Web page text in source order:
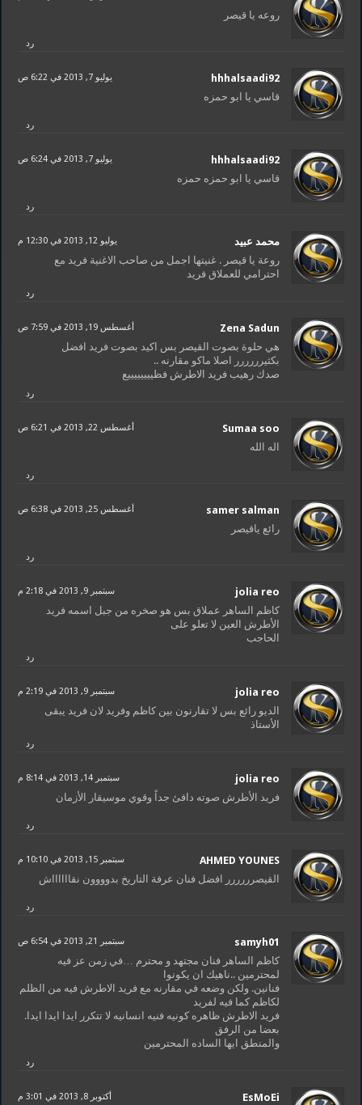
روعه يا قيصر
رد
hhhalsaadi92 يوليو 7, 2013 في 6:22 ص
قاسي يا ابو حمزه
رد
hhhalsaadi92 يوليو 7, 2013 في 6:24 ص
قاسي يا ابو حمزه حمزه
رد
محمد عبيد يوليو 12, 2013 في 12:30 م
روعة يا قيصر . غنيتها اجمل من صاحب الاغنية فريد مع
احترامي للعملاق فريد
رد
Zena Sadun أغسطس 19, 2013 في 7:59 ص
هي حلوة بصوت القيصر بس اكيد بصوت فريد افضل
بكثيرررررر اصلا ماكو مقارنه ..
صدك رهيب فريد الاطرش فظييييييييع
رد
Sumaa soo أغسطس 22, 2013 في 6:21 ص
اله الله
رد
samer salman أغسطس 25, 2013 في 6:38 ص
رائع ياقيصر
رد
jolia reo سبتمبر 9, 2013 في 2:18 م
كاظم الساهر عملاق بس هو صخره من جبل اسمه فريد
الأطرش العين لا تعلو على
الحاجب
رد
jolia reo سبتمبر 9, 2013 في 2:19 م
الديو رائع بس لا تقارنون بين كاظم وفريد لان فريد يبقى
الأستاذ
رد
jolia reo سبتمبر 14, 2013 في 8:14 م
فريد الأطرش صوته دافئ جداً وقوي موسيقار الأزمان
رد
AHMED YOUNES سبتمبر 15, 2013 في 10:10 م
القيصرررررر افضل فنان عرفة التاريخ بدوووون نقااااااش
رد
samyh01 سبتمبر 21, 2013 في 6:54 ص
كاظم الساهر فنان مجتهد و محترم …في زمن عز فيه
لمحترمين ..ناهيك ان يكونوا
فنانين. ولكن وضعه في مقارنه مع فريد الاطرش فيه من الظلم
لكاظم كما فيه لفريد
فريد الاطرش ظاهره كونيه فنيه انسانيه لا تتكرر ايدا ايدا ايدا.
بعضا من الرفق
والمنطق ايها الساده المحترمين
رد
EsMoEi أكتوبر 8, 2013 في 3:01 م